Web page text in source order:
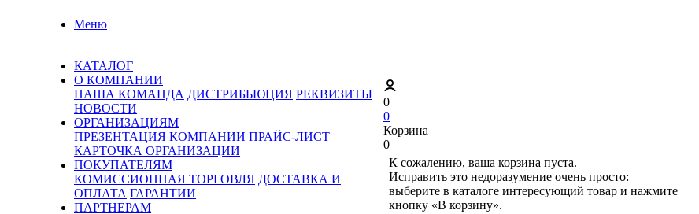
Меню
КАТАЛОГ
О КОМПАНИИ
НАША КОМАНДА ДИСТРИБЬЮЦИЯ РЕКВИЗИТЫ
НОВОСТИ
ОРГАНИЗАЦИЯМ
ПРЕЗЕНТАЦИЯ КОМПАНИИ ПРАЙС-ЛИСТ
КАРТОЧКА ОРГАНИЗАЦИИ
ПОКУПАТЕЛЯМ
КОМИССИОННАЯ ТОРГОВЛЯ ДОСТАВКА И
ОПЛАТА ГАРАНТИИ
ПАРТНЕРАМ
0
0
Корзина
0
К сожалению, ваша корзина пуста.
Исправить это недоразумение очень просто:
выберите в каталоге интересующий товар и нажмите
кнопку «В корзину».